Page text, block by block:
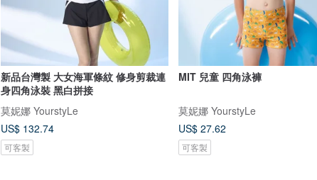
新品台灣製 大女海軍條紋 修身剪裁連
身四角泳裝 黑白拼接
莫妮娜 YourstyLe
US$ 132.74
可客製
MIT 兒童 四角泳褲
莫妮娜 YourstyLe
US$ 27.62
可客製